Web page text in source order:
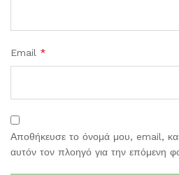
Email *
Αποθήκευσε το όνομά μου, email,
αυτόν τον πλοηγό για την επόμενη